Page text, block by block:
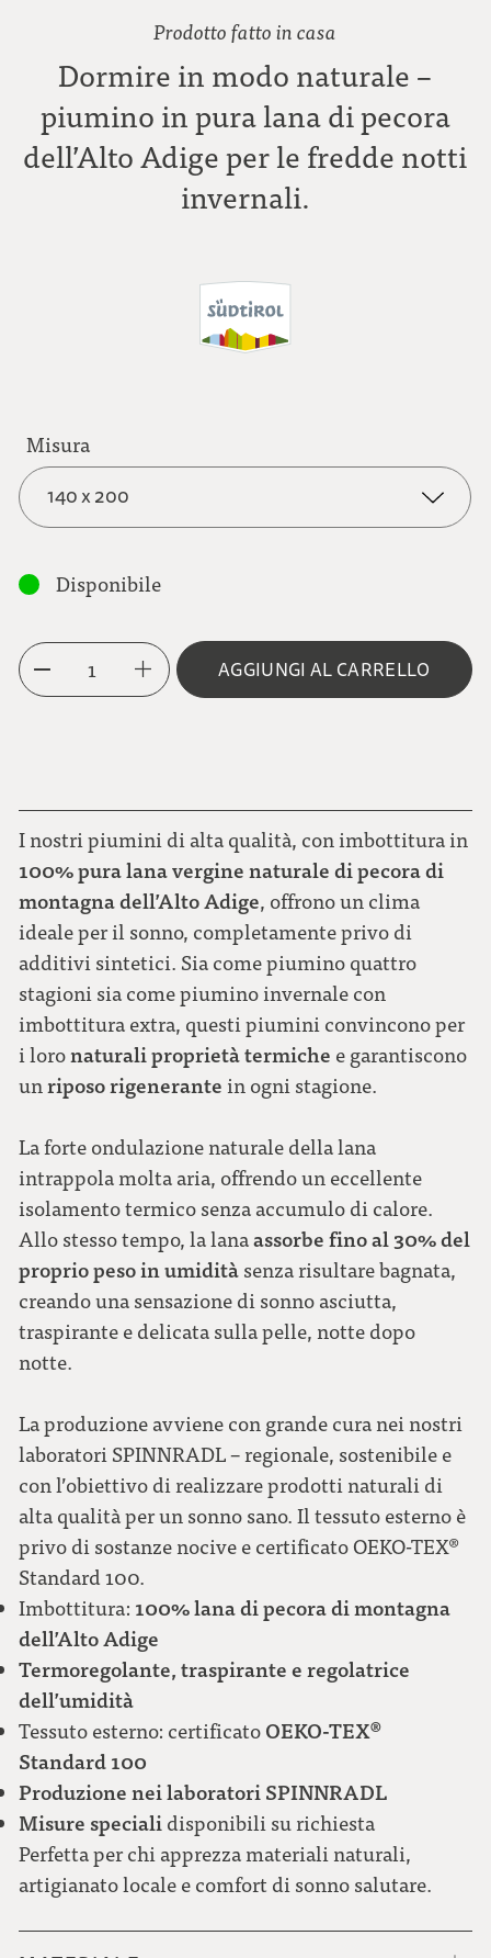
Prodotto fatto in casa
Dormire in modo naturale –
piumino in pura lana di pecora
dell’Alto Adige per le fredde notti
invernali.
Misura
140 x 200
Disponibile
1 AGGIUNGI AL CARRELLO
I nostri piumini di alta qualità, con imbottitura in
100% pura lana vergine naturale di pecora di
montagna dell’Alto Adige, offrono un clima
ideale per il sonno, completamente privo di
additivi sintetici. Sia come piumino quattro
stagioni sia come piumino invernale con
imbottitura extra, questi piumini convincono per
i loronaturali proprietà termiche e garantiscono
unriposo rigenerante in ogni stagione.
La forte ondulazione naturale della lana
intrappola molta aria, offrendo un eccellente
isolamento termico senza accumulo di calore.
Allo stesso tempo, la lanaassorbe fino al 30% del
proprio peso in umidità senza risultare bagnata,
creando una sensazione di sonno asciutta,
traspirante e delicata sulla pelle, notte dopo
notte.
La produzione avviene con grande cura nei nostri
laboratori SPINNRADL – regionale, sostenibile e
con l’obiettivo di realizzare prodotti naturali di
alta qualità per un sonno sano. Il tessuto esterno è
privo di sostanze nocive e certificato OEKO-TEX®
Standard 100.
Imbottitura: 100% lana di pecora di montagna
dell’Alto Adige
Termoregolante, traspirante e regolatrice
dell’umidità
Tessuto esterno: certificato OEKO-TEX®
Standard 100
Produzione nei laboratori SPINNRADL
Misure speciali disponibili su richiesta
Perfetta per chi apprezza materiali naturali,
artigianato locale e comfort di sonno salutare.